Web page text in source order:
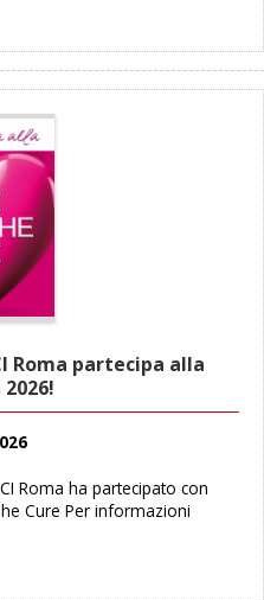
Roma partecipa alla
Roma ha partecipato con
Cure Per informazioni